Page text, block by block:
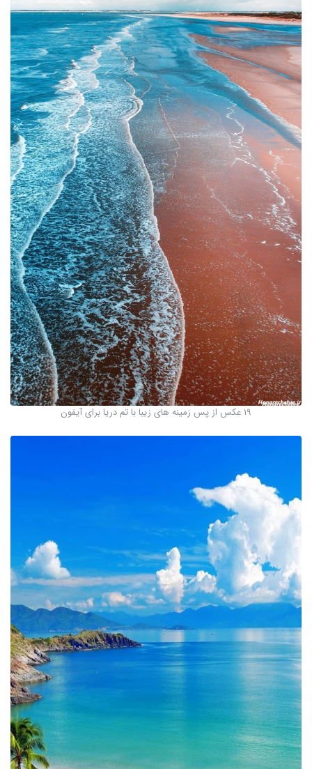
19 عکس از پس زمینه های زیبا با تم دریا برای آیفون